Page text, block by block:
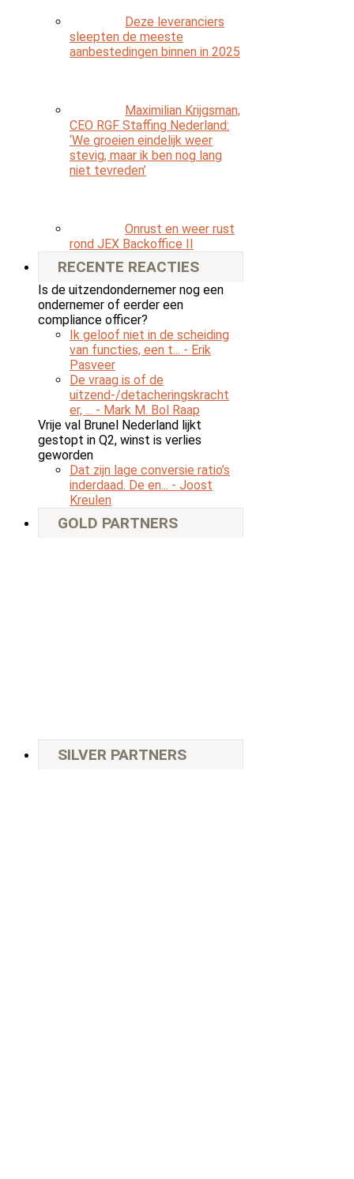
Deze leveranciers
sleepten de meeste
aanbestedingen binnen in 2025
Maximilian Krijgsman,
CEO RGF Staffing Nederland:
‘We groeien eindelijk weer
stevig, maar ik ben nog lang
niet tevreden’
Onrust en weer rust
rond JEX Backoffice II
RECENTE REACTIES
Is de uitzendondernemer nog een
ondernemer of eerder een
compliance officer?
Ik geloof niet in de scheiding
van functies, een t... - Erik
Pasveer
De vraag is of de
uitzend-/detacheringskracht
er, ... - Mark M. Bol Raap
Vrije val Brunel Nederland lijkt
gestopt in Q2, winst is verlies
geworden
Dat zijn lage conversie ratio’s
inderdaad. De en... - Joost
Kreulen
GOLD PARTNERS
SILVER PARTNERS